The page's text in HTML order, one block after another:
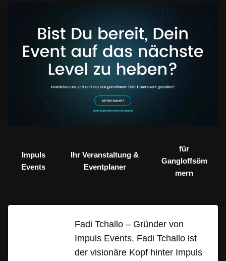
Impuls
Events
Ihr Veranstaltung &
Eventplaner
für
Gangloffsöm
mern
Fadi Tchallo – Gründer von
Impuls Events. Fadi Tchallo ist
der visionäre Kopf hinter Impuls